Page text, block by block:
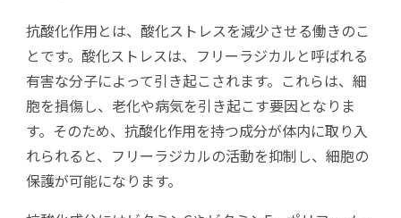
抗酸化作用とは、酸化ストレスを減少させる働きのこ
とです。酸化ストレスは、フリーラジカルと呼ばれる
有害な分子によって引き起こされます。これらは、細
胞を損傷し、老化や病気を引き起こす要因となりま
す。そのため、抗酸化作用を持つ成分が体内に取り入
れられると、フリーラジカルの活動を抑制し、細胞の
保護が可能になります。